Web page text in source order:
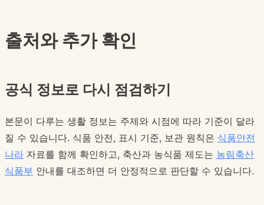
출처와 추가 확인
공식 정보로 다시 점검하기
본문이 다루는 생활 정보는 주제와 시점에 따라 기준이 달라
질 수 있습니다. 식품 안전, 표시 기준, 보관 원칙은 식품안전
나라 자료를 함께 확인하고, 축산과 농식품 제도는 농림축산
식품부 안내를 대조하면 더 안정적으로 판단할 수 있습니다.